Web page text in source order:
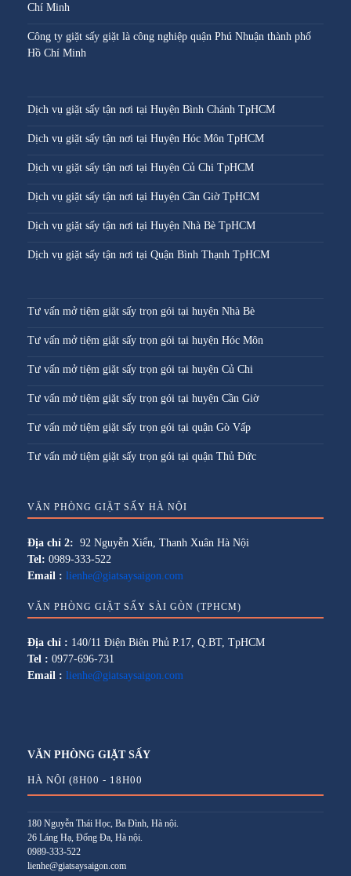
Chí Minh
Công ty giặt sấy giặt là công nghiệp quận Phú Nhuận thành phố
Hồ Chí Minh
Dịch vụ giặt sấy tận nơi tại Huyện Bình Chánh TpHCM
Dịch vụ giặt sấy tận nơi tại Huyện Hóc Môn TpHCM
Dịch vụ giặt sấy tận nơi tại Huyện Củ Chi TpHCM
Dịch vụ giặt sấy tận nơi tại Huyện Cần Giờ TpHCM
Dịch vụ giặt sấy tận nơi tại Huyện Nhà Bè TpHCM
Dịch vụ giặt sấy tận nơi tại Quận Bình Thạnh TpHCM
Tư vấn mở tiệm giặt sấy trọn gói tại huyện Nhà Bè
Tư vấn mở tiệm giặt sấy trọn gói tại huyện Hóc Môn
Tư vấn mở tiệm giặt sấy trọn gói tại huyện Củ Chi
Tư vấn mở tiệm giặt sấy trọn gói tại huyện Cần Giờ
Tư vấn mở tiệm giặt sấy trọn gói tại quận Gò Vấp
Tư vấn mở tiệm giặt sấy trọn gói tại quận Thủ Đức
VĂN PHÒNG GIẶT SẤY HÀ NỘI
Địa chỉ 2: 92 Nguyễn Xiển, Thanh Xuân Hà Nội
Tel: 0989-333-522
Email : lienhe@giatsaysaigon.com
VĂN PHÒNG GIẶT SẤY SÀI GÒN (TPHCM)
Địa chỉ : 140/11 Điện Biên Phủ P.17, Q.BT, TpHCM
Tel : 0977-696-731
Email : lienhe@giatsaysaigon.com
VĂN PHÒNG GIẶT SẤY
HÀ NỘI (8H00 - 18H00
180 Nguyễn Thái Học, Ba Đình, Hà nội.
26 Láng Hạ, Đống Đa, Hà nội.
0989-333-522
lienhe@giatsaysaigon.com